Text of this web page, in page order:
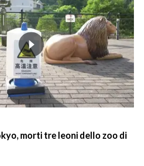
morti tre leoni dello zoo di